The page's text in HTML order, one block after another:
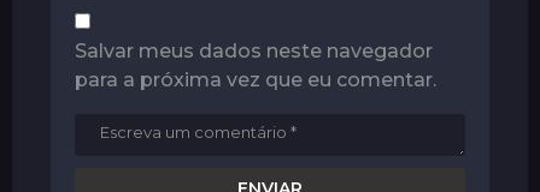
Salvar meus dados neste navegador
para a próxima vez que eu comentar.